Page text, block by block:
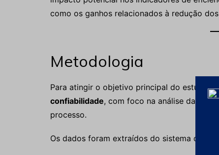
como os ganhos relacionados à redução
Metodologia
Para atingir o objetivo principal do estudo,
confiabilidade, com foco na análise da
processo.
Os dados foram extraídos do sistema oficial